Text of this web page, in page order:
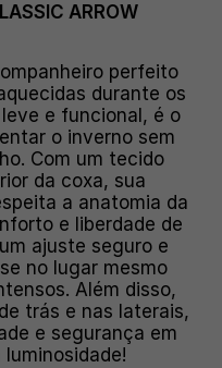
ARROW
perfeito
durante os
e funcional, é o
o inverno sem
Com um tecido
da coxa, sua
a anatomia da
e liberdade de
ajuste seguro e
no lugar mesmo
Além disso,
trás e nas laterais,
e segurança em